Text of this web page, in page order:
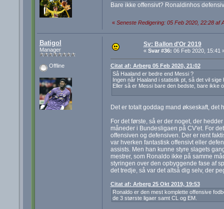
Bare ikke offensivt? Ronaldinhos
« Seneste Redigering: 05 Feb 2020, 22:28 af
Batigol
Manager
Offline
Sv: Ballon d'Or 2019
« Svar #36: 06 Feb 2020, 15:41
Citat af: Arberg 05 Feb 2020, 21:02
Så Haaland er bedre end Messi ?
Ingen når Haaland i statistik pt, så det vil
Eller så er Messi bare den bedste, bare ikke
Det er totalt goddag mand økseskaft, det
For det første, så er der noget, der
måneder i Bundesligaen på CV'et. For
offensiven og defensiven. Der er rent
var hverken fantastisk offensivt eller
assists. Men han kunne styre slagets
mestrer, som Ronaldo ikke på samme
styringen over den opbyggende fase af
det tredje, så var det altså dig selv, der
Citat af: Arberg 25 Okt 2019, 19:53
Ronaldo er den mest komplette offensive
de 3 største ligaer samt CL og EM.